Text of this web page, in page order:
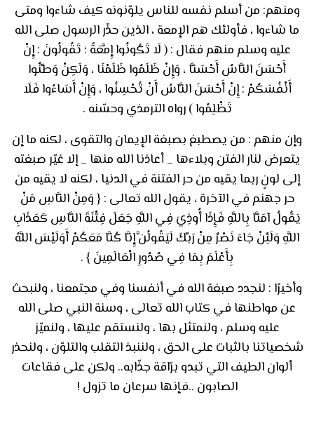
ومنهم: من أسلم نفسه للناس يلوّنونه كيف شاءوا ومتى
ما شاءوا ، فأولئك هم الإمعة ، الذين حذّر الرسول صلى الله
عليه وسلم منهم فقال : ( لَا تَكُونُوا إِمَّعَةً ؛ تَقُولُونَ : إِنْ
أَحْسَنَ النَّاسُ أَحْسَنَّا ، وَإِنْ ظَلَمُوا ظَلَمْنَا ، وَلَكِنْ وَطِّنُوا
أَنْفُسَكُمْ : إِنْ أَحْسَنَ النَّاسُ أَنْ تُحْسِنُوا ، وَإِنْ أَسَاءُوا فَلَا
تَظْلِمُوا ) رواه الترمذي وحسّنه .
وإن منهم : من يصطبغ بصبغة الإيمان والتقوى ، لكنه ما إن
يتعرض لنار الفتن وبلاءها _ أعاذنا الله منها _ إلا غيّر صبغته
إلى لونٍ ربما يقيه من حر الفتنة في الدنيا ، لكنه لا يقيه من
حر جهنم في الآخرة ، يقول الله تعالى : { وَمِنْ النَّاسِ مَنْ
يَقُولُ آمَنَّا بِاللَّهِ فَإِذَا أُوذِيَ فِي اللَّهِ جَعَلَ فِتْنَةَ النَّاسِ كَعَذَابِ
اللَّهِ وَلَئِنْ جَاءَ نَصْرٌ مِنْ رَبِّكَ لَيَقُولُنَّ إِنَّا كُنَّا مَعَكُمْ أَوَلَيْسَ اللَّهُ
بِأَعْلَمَ بِمَا فِي صُدُورِ الْعَالَمِينَ } .
وأخيرًا : لنجدد صبغة الله في أنفسنا وفي مجتمعنا ، ولنبحث
عن مواطنها في كتاب الله تعالى ، وسنة النبي صلى الله
عليه وسلم ، ولنمتثل بها ، ولنستقم عليها ، ولنميّز
شخصياتنا بالثبات على الحق ، ولننبذ التقلب والتلوّن ، ولنحذر
ألوان الطيف التي تبدو برّاقة جذّابه.. ولكن على فقاعات
الصابون ..فإنها سرعان ما تزول !